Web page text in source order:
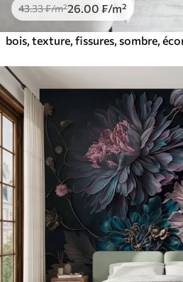
43.33₣/m²26 .00 ₣/m²